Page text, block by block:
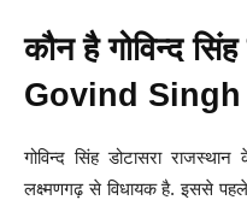
कौन है गोविन्द
Govind
गोविन्द सिंह डोटासरा
लक्ष्मणगढ़ से विधायक है. इससे